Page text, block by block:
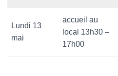
Lundi 13
mai
accueil au
local 13h30 –
17h00